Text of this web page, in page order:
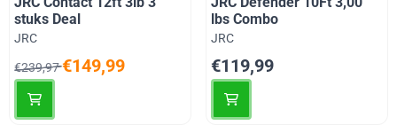
stuks Deal
Merk:
JRC
Van 239,97 voor 149,99
€239,97€149,99
lbs Combo
Merk:
JRC
Prijs: 119,99
€119,99